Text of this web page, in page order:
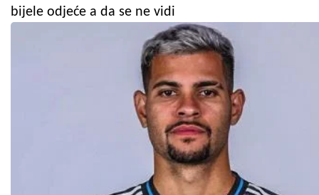
bijele odjeće a da se ne vidi